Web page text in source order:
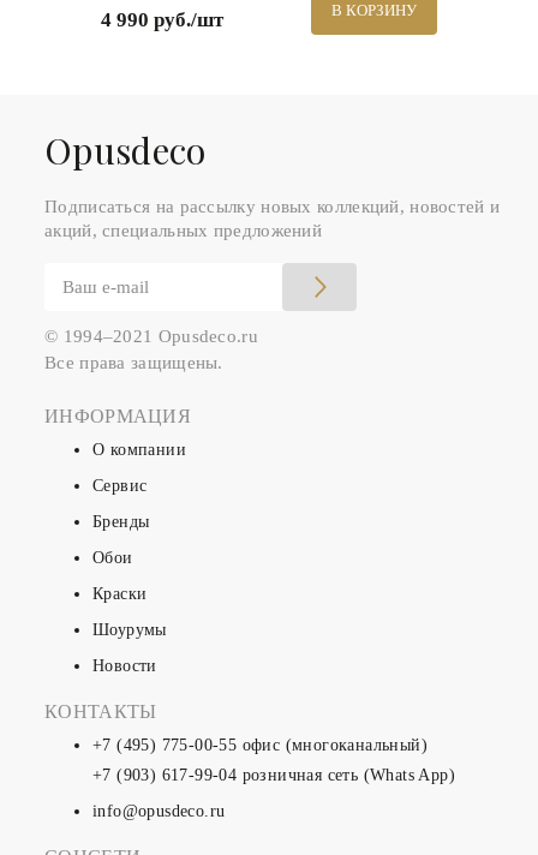
4 990 руб./шт В КОРЗИНУ
Оpusdeco
Подписаться на рассылку новых коллекций, новостей и
акций, специальных предложений
© 1994–2021 Opusdeco.ru
Все права защищены.
ИНФОРМАЦИЯ
О компании
Сервис
Бренды
Обои
Краски
Шоурумы
Новости
КОНТАКТЫ
+7 (495) 775-00-55 офис (многоканальный)
+7 (903) 617-99-04 розничная сеть (Whats App)
info@opusdeco.ru